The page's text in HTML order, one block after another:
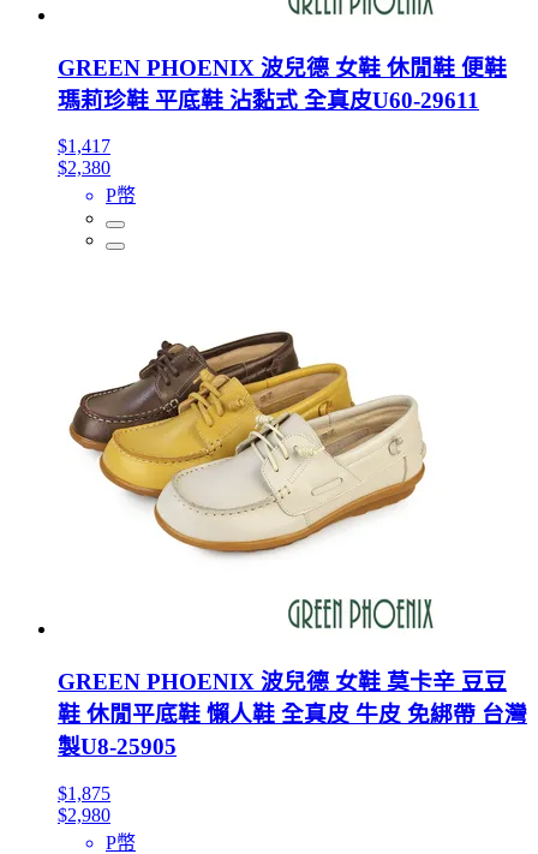
GREEN PHOENIX 波兒德 女鞋 休閒鞋 便鞋
瑪莉珍鞋 平底鞋 沾黏式 全真皮U60-29611
$1,417
$2,380
P幣
GREEN PHOENIX 波兒德 女鞋 莫卡辛 豆豆
鞋 休閒平底鞋 懶人鞋 全真皮 牛皮 免綁帶 台灣
製U8-25905
$1,875
$2,980
P幣